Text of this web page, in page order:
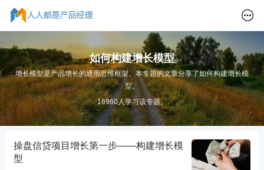
如何构建增长模型
增长模型是产品增长的通用思维框架。本专题的文章分享了如何构建增长模
型。
16960人学习该专题。
操盘信贷项目增长第一步——构建增长模
型